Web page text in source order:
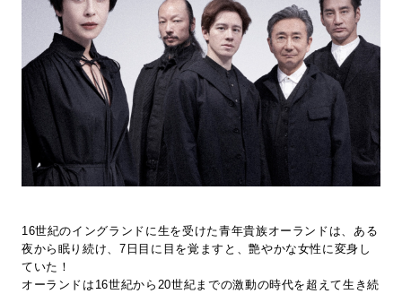
16世紀のイングランドに生を受けた青年貴族オーランドは、ある
夜から眠り続け、7日目に目を覚ますと、艶やかな女性に変身し
ていた！
オーランドは16世紀から20世紀までの激動の時代を超えて生き続